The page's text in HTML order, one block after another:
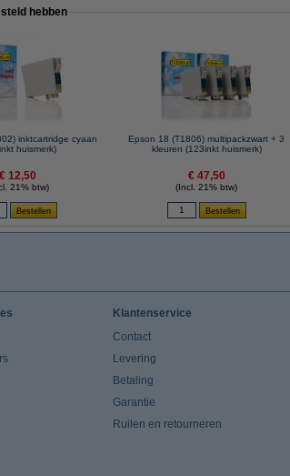
hebben
inktcartridge cyaan
huismerk)
€ 12,50
21% btw)
Epson 18 (T1806) multipackzwart + 3
kleuren (123inkt huismerk)
€ 47,50
(Incl. 21% btw)
Klantenservice
Contact
Levering
Betaling
Garantie
Ruilen en retourneren